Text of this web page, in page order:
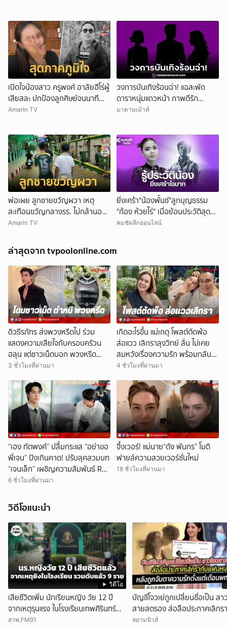
เปิดใจน้องสาว ครูพงศ์ อาลัยฮีโร่ผู้
เสียสละ ปกป้องลูกศิษย์จนนาที
สุดท้าย
Amarin TV
วงการบันเทิงร้อนฉ่า! แฉสะพัด
ดาราหนุ่มแถวหน้า ภาพดีรัก
ครอบครัว สามีนักร้องดัง แอบซุ่ม
มาดามเม้าท์
พ่อเผย ลูกชายขวัญผวา เหตุ
สะเทือนขวัญกลางรร. ไม่กล้านอน
คนเดียว
Amarin TV
ยิ่งเศร้า"น้องพั้นซ์"ลูกบุญธรรม
"ก้อง ห้วยไร่" เมื่อย้อนประวัติสุดน่า
สงสาร
คมชัดลึกออนไลน์
ล่าสุดจาก tvpoolonline.com
ดิวธีรภัทร ส่งพวงหรีดไป ร่วม
แสดงความเสียใจกับครอบครัวน
ฮลุน แต่ชาวเน็ตบอก พวงหรีด
เปลี่ยนเป็นอย่างอื่นเทอไม่มี
3 ชั่วโมงที่ผ่านมา
เกิดอะไรขึ้น แม่เกตุ โพสต์ตัดพ้อ
ส่อแวว เลิกราลุงวิทย์ ลั่น ไม่เคย
สมหวังเรื่องความรัก พร้อมกลับ
มารักตัวเอง
4 ชั่วโมงที่ผ่านมา
“เฮง ทัตพงศ์” ปลื้มกระแส “อย่าขอ
พี่เจน” ปังเกินคาด! ปรับลุคสวมบท
“เจนเล็ก” เผชิญความสัมพันธ์ Red
Flag ทำแฟนๆ แห่เอาใจช่วย
6 ชั่วโมงที่ผ่านมา
จึ้งเวอร์! แม่นาย“ดัง พันกร” โมดิ
ฟายล์ความสวยเวอร์ชั่นใหม่
18 ชั่วโมงที่ผ่านมา
วิดีโอแนะนำ
วิดีโอ
เสียชีวิตเพิ่ม นักเรียนหญิง วัย 12 ปี
จากเหตุรุนแรง ในโรงเรียนเทพศิรินทร์
นนทบุรี รวมดับแล้ว 9 ราย
สวพ.FM91
บัญชีโจวเย่ถูกเปลี่ยนชื่อเป็น สา
สายสตรอง ส่อลือประกาศเลิก
หนุ่ม
สยามนิวส์